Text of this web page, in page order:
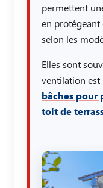
permettent
en protégeant
selon les
Elles sont
ventilation est
bâches pour
toit de